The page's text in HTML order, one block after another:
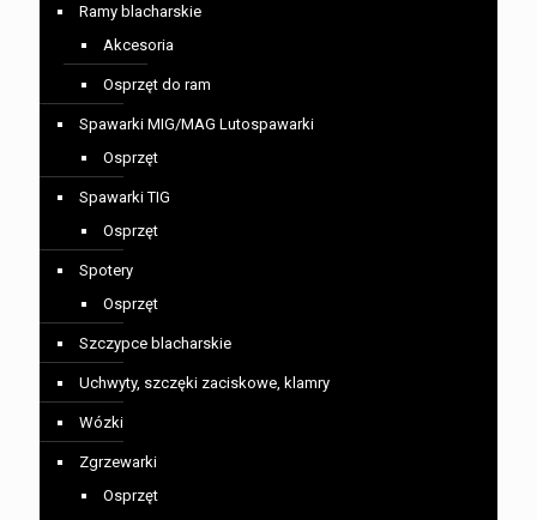
Ramy blacharskie
Akcesoria
Osprzęt do ram
Spawarki MIG/MAG Lutospawarki
Osprzęt
Spawarki TIG
Osprzęt
Spotery
Osprzęt
Szczypce blacharskie
Uchwyty, szczęki zaciskowe, klamry
Wózki
Zgrzewarki
Osprzęt